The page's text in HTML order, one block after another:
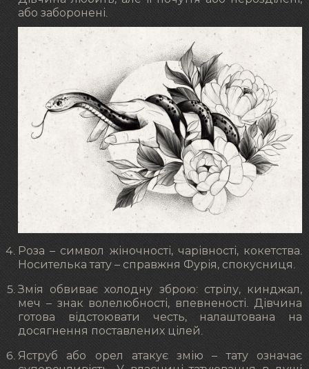
або заборонені.
Роза – символ жіночності, чарівності, кокетства.
Носителька тату – справжня Фурія, спокусниця.
Змія обвиває холодну зброю: стрілу, кинджал,
меч – знак волелюбності, впевненості. Дівчина
готова відстоювати честь, налаштована на
досягнення поставлених цілей.
Яструб або орел атакує змію – тату означає